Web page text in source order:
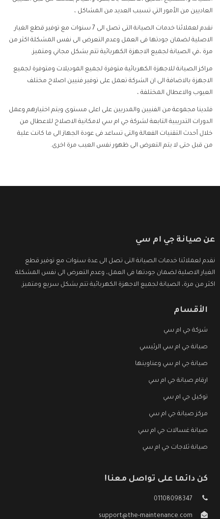
العاديين من الأمور التي تسبب العديد من المشاكل ،
نقدم لعملائنا خدمات الصيانة التى تصل الى 7 سنوات مع توفير قطع الغيار
الاصلية لضمان جودتها فى العمل وعدم التعرض الى نفس المشكلة اكثر من
مرة ،في الصيانة لجميع الاجهزة الكهربائية تتم بشكل مجاني ومتميز.
مراكز الصيانة للاجهزة الكهربائية متوفرة لجميع الموديلات ومتوفرة لجميع
الاجهزة بالاضافة الى ان الشركة تعمل على توفير فنيين اصلاح مختلف
العيوب والاعطال المختلفة ،
فلدينا مجموعة من الفنيين والمدربين على اعلى مستوى ويتم اختيارهم وعمل
الدورات التدريبية التابعة لشركة جي ام سي لامكانية الاصلاح للاعطال من
خلال أحدث التقنيات الفعالة والتى تساعد فى عودة الجهاز الى ما كانت علية
من قبل حتى لا يتم التعرض الى ظهور نفس العيب مرة اخرى.
عن صيانة جي ام سي
نقدم لعملائنا خدمات الصيانة التى تصل الى عدة سنوات مع توفير قطع
الغيار الاصلية لضمان جودتها فى العمل، وعدم التعرض الى نفس المشكلة
اكثر من مرة، الصيانة لجميع الاجهزة الكهربائية تتم بشكل سريع ومتميز.
الأقسام
شركة جي ام سي
صيانة جي ام سي الرئيسي
صيانة جي ام سي وعناوينها
ارقام صيانة جي ام سي
توكيل جي ام سي
مركز صيانة جي ام سي
صيانة غسالات جي ام سي
صيانة ثلاجات جي ام سي
كن دائما على تواصل معنا!
01108098347
support@the-maintenance.com